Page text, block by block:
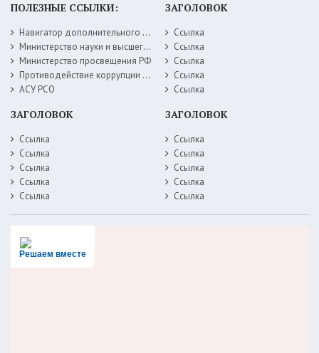
ПОЛЕЗНЫЕ ССЫЛКИ:
Навигатор дополнительного образования детей Самарской области
Министерство науки и высшего образования РФ
Министерство просвещения РФ
Противодействие коррупции Министерство образования Самарской области
АСУ РСО
ЗАГОЛОВОК
Ссылка
Ссылка
Ссылка
Ссылка
Ссылка
ЗАГОЛОВОК
Ссылка
Ссылка
Ссылка
Ссылка
Ссылка
ЗАГОЛОВОК
Ссылка
Ссылка
Ссылка
Ссылка
Ссылка
Решаем вместе